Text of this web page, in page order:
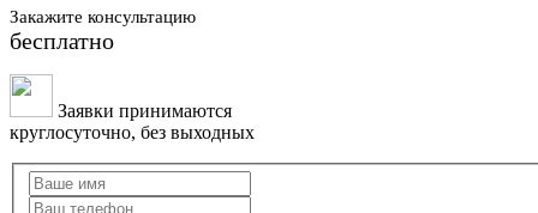
Закажите консультацию
бесплатно
Заявки принимаются
круглосуточно, без выходных